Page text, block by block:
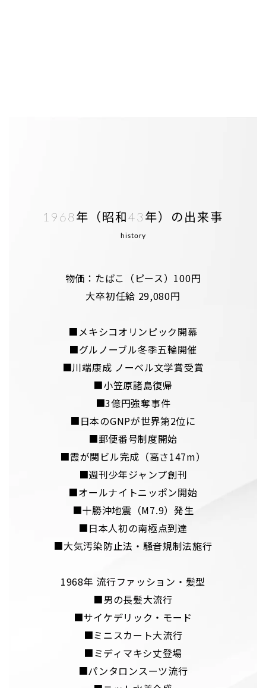
1968年（昭和43年）の出来事
history
物価：たばこ（ピース）100円
大卒初任給 29,080円
■メキシコオリンピック開幕
■グルノーブル冬季五輪開催
■川端康成 ノーベル文学賞受賞
■小笠原諸島復帰
■3億円強奪事件
■日本のGNPが世界第2位に
■郵便番号制度開始
■霞が関ビル完成（高さ147m）
■週刊少年ジャンプ創刊
■オールナイトニッポン開始
■十勝沖地震（M7.9）発生
■日本人初の南極点到達
■大気汚染防止法・騒音規制法施行
1968年 流行ファッション・髪型
■男の長髪大流行
■サイケデリック・モード
■ミニスカート大流行
■ミディマキシ丈登場
■パンタロンスーツ流行